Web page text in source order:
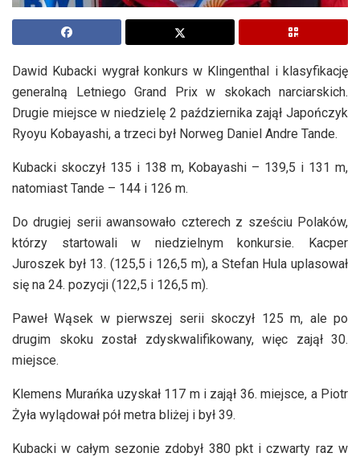
Dawid Kubacki wygrał konkurs w Klingenthal i klasyfikację
generalną Letniego Grand Prix w skokach narciarskich.
Drugie miejsce w niedzielę 2 października zajął Japończyk
Ryoyu Kobayashi, a trzeci był Norweg Daniel Andre Tande.
Kubacki skoczył 135 i 138 m, Kobayashi – 139,5 i 131 m,
natomiast Tande – 144 i 126 m.
Do drugiej serii awansowało czterech z sześciu Polaków,
którzy startowali w niedzielnym konkursie. Kacper
Juroszek był 13. (125,5 i 126,5 m), a Stefan Hula uplasował
się na 24. pozycji (122,5 i 126,5 m).
Paweł Wąsek w pierwszej serii skoczył 125 m, ale po
drugim skoku został zdyskwalifikowany, więc zajął 30.
miejsce.
Klemens Murańka uzyskał 117 m i zajął 36. miejsce, a Piotr
Żyła wylądował pół metra bliżej i był 39.
Kubacki w całym sezonie zdobył 380 pkt i czwarty raz w